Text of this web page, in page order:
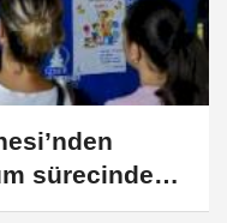
sürecinde